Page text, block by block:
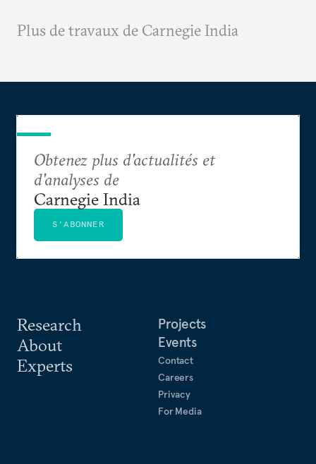
Plus de travaux de Carnegie India
Research
About
Experts
Projects
Events
Contact
Careers
Privacy
For Media
Obtenez plus d'actualités et
d'analyses de
Carnegie India
S'ABONNER